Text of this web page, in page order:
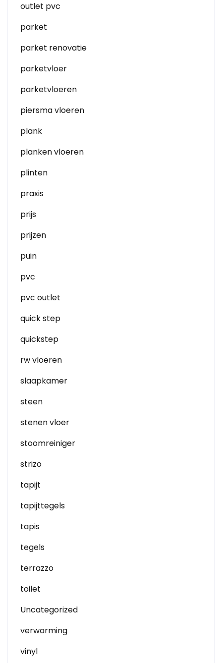
outlet pvc
parket
parket renovatie
parketvloer
parketvloeren
piersma vloeren
plank
planken vloeren
plinten
praxis
prijs
prijzen
puin
pvc
pvc outlet
quick step
quickstep
rw vloeren
slaapkamer
steen
stenen vloer
stoomreiniger
strizo
tapijt
tapijttegels
tapis
tegels
terrazzo
toilet
Uncategorized
verwarming
vinyl